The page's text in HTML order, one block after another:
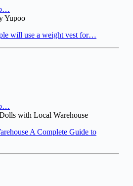
Yupoo
will use a weight vest for…
with Local Warehouse
A Complete Guide to